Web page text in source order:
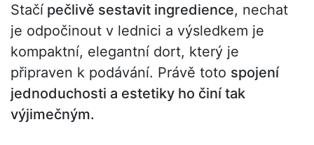
Stačí pečlivě sestavit ingredience, nechat
je odpočinout v lednici a výsledkem je
kompaktní, elegantní dort, který je
připraven k podávání. Právě toto spojení
jednoduchosti a estetiky ho činí tak
výjimečným.